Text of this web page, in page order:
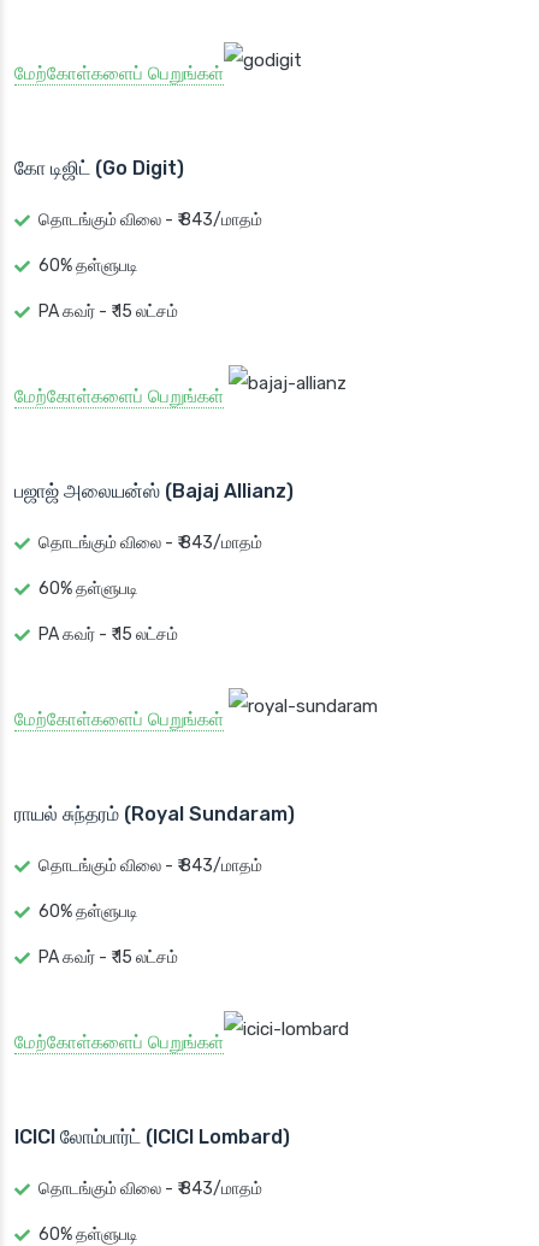
மேற்கோள்களைப் பெறுங்கள்
கோ டிஜிட் (Go Digit)
தொடங்கும் விலை - ₹ 843/மாதம்
60% தள்ளுபடி
PA கவர் - ₹ 15 லட்சம்
மேற்கோள்களைப் பெறுங்கள்
பஜாஜ் அலையன்ஸ் (Bajaj Allianz)
தொடங்கும் விலை - ₹ 843/மாதம்
60% தள்ளுபடி
PA கவர் - ₹ 15 லட்சம்
மேற்கோள்களைப் பெறுங்கள்
ராயல் சுந்தரம் (Royal Sundaram)
தொடங்கும் விலை - ₹ 843/மாதம்
60% தள்ளுபடி
PA கவர் - ₹ 15 லட்சம்
மேற்கோள்களைப் பெறுங்கள்
ICICI லோம்பார்ட் (ICICI Lombard)
தொடங்கும் விலை - ₹ 843/மாதம்
60% தள்ளுபடி